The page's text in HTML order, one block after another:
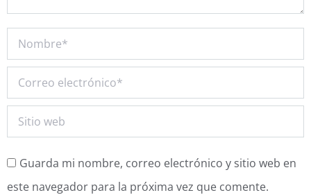
Nombre *
Correo electrónico *
Sitio web
Guarda mi nombre, correo electrónico y sitio web en
este navegador para la próxima vez que comente.